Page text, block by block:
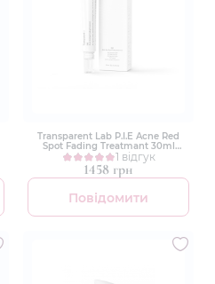
Transparent Lab P.I.E Acne Red
Spot Fading Treatmant 30ml
Лікування постзапальної
еритеми
1 відгук
1458 грн
Повідомити